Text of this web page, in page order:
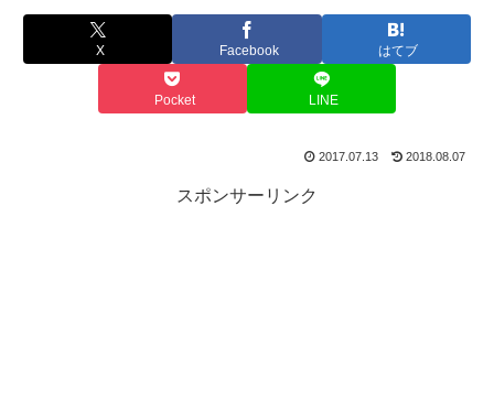
X Facebook はてブ
Pocket LINE
2017.07.13 2018.08.07
スポンサーリンク